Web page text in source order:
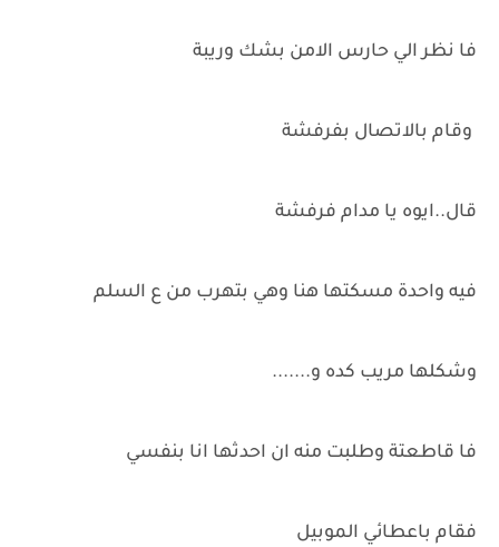
فا نظر الي حارس الامن بشك وريبة
وقام بالاتصال بفرفشة
قال..ايوه يا مدام فرفشة
فيه واحدة مسكتها هنا وهي بتهرب من ع السلم
وشكلها مريب كده و.......
فا قاطعتة وطلبت منه ان احدثها انا بنفسي
فقام باعطائي الموبيل